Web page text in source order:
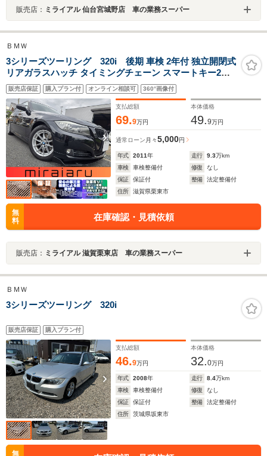
販売店： ミライアル 仙台宮城野店 車の業務スーパー
ＢＭＷ
3シリーズツーリング 320i 後期 車検 2年付 独立開閉式
リアガラスハッチ タイミングチェーン スマートキー2個
ブラックルーフレール 純正HDDナビCD DVD MSV AUX
バックカメラ Pシート プッシュスタート純正16AW オー
トHIDライト リアフォグ
販売店保証 購入プラン付 オンライン相談可 360°画像付
支払総額
69.9万円
本体価格
49.9万円
通常ローン 月々5,000円
年式 2011年 走行 9.3万km
車検
車検整備付 修復
なし
保証
保証付 整備
法定整備付
住所
滋賀県栗東市
無
料
在庫確認・見積依頼
販売店： ミライアル 滋賀栗東店 車の業務スーパー
ＢＭＷ
3シリーズツーリング 320i
販売店保証 購入プラン付
支払総額
46.9万円
本体価格
32.0万円
年式 2008年 走行 8.4万km
車検
車検整備付 修復
なし
保証
保証付 整備
法定整備付
住所
茨城県坂東市
無